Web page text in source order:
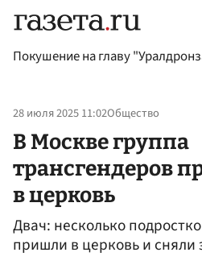
Покушение на главу
28 июля 2025 11:02Общество
В Москве группа
трансгендеров
в церковь
Двач: несколько
пришли в церковь и сняли